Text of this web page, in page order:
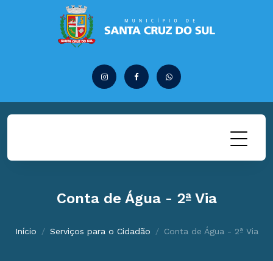
Conta de Água - 2ª Via
Início Serviços para o Cidadão Conta de Água - 2ª Via